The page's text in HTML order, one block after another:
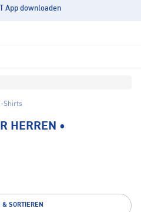
App downloaden
T-Shirts
HERREN •
& SORTIEREN